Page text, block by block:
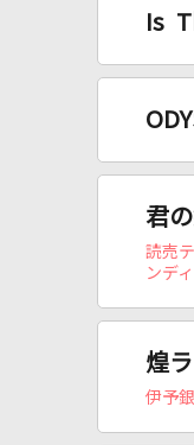
Is
君
読売
ンデ
煌
伊予